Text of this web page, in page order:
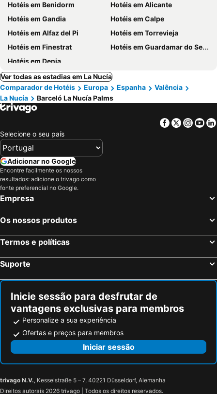
Hotéis em Benidorm
Hotéis em Alicante
Hotéis em Gandia
Hotéis em Calpe
Hotéis em Alfaz del Pi
Hotéis em Torrevieja
Hotéis em Finestrat
Hotéis em Guardamar do Segura
Hotéis em Denia
Ver todas as estadias em La Nucía
Comparador de Hotéis
Europa Espanha
Valência
La Nucía
Barceló La Nucía Palms
Facebook
Twitter
Selecione o seu país
Adicionar no Google
Encontre facilmente os nossos
resultados: adicione o trivago como
fonte preferencial no Google.
Empresa
Os nossos produtos
Termos e políticas
Suporte
Inicie sessão para desfrutar de
vantagens exclusivas para membros
Personalize a sua experiência
Ofertas e preços para membros
Iniciar sessão
trivago N.V., Kesselstraße 5 – 7, 40221 Düsseldorf, Alemanha
Direitos autorais 2026 trivago | Todos os direitos reservados.